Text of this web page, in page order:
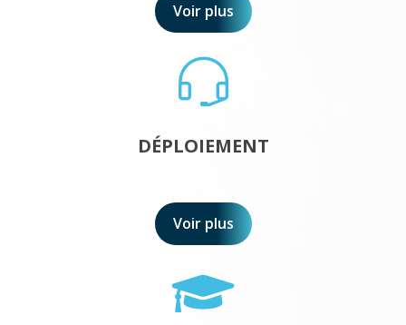
Voir plus
DÉPLOIEMENT
Voir plus